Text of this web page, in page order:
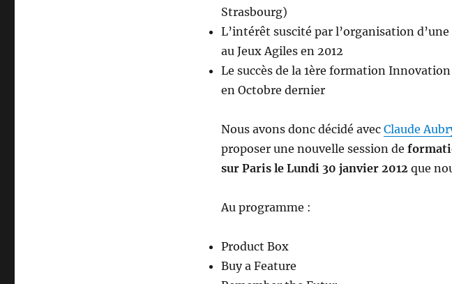
Strasbourg)
L’intérêt suscité par l’organisation
au Jeux Agiles en 2012
Le succès de la 1ère formation
en Octobre dernier
Nous avons donc décidé avec Claude
proposer une nouvelle session de
sur Paris le Lundi 30 janvier 2012 que
Au programme :
Product Box
Buy a Feature